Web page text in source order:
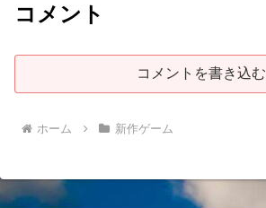
コメント
コメントを書き込む
ホーム 新作ゲーム